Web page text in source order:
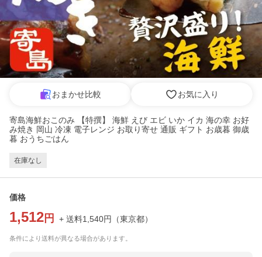
おまかせ比較 お気に入り
寄島海鮮おこのみ 【特撰】 海鮮 えび エビ いか イカ 海の幸 お好
み焼き 岡山 冷凍 電子レンジ お取り寄せ 通販 ギフト お歳暮 御歳
暮 おうちごはん
在庫なし
価格
1,512 円 + 送料1,540円 （東京都）
条件により送料が異なる場合があります。